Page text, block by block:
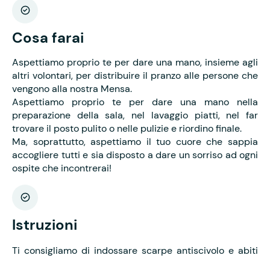
Cosa farai
Aspettiamo proprio te per dare una mano, insieme agli
altri volontari, per distribuire il pranzo alle persone che
vengono alla nostra Mensa.
Aspettiamo proprio te per dare una mano nella
preparazione della sala, nel lavaggio piatti, nel far
trovare il posto pulito o nelle pulizie e riordino finale.
Ma, soprattutto, aspettiamo il tuo cuore che sappia
accogliere tutti e sia disposto a dare un sorriso ad ogni
ospite che incontrerai!
Istruzioni
Ti consigliamo di indossare scarpe antiscivolo e abiti